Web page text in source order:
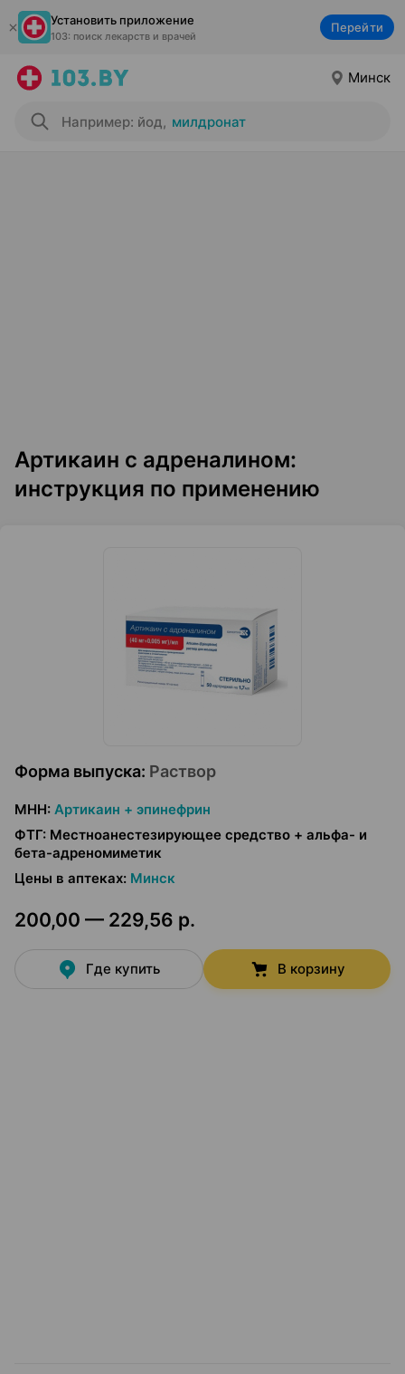
Установить приложение
103: поиск лекарств и врачей
Перейти
Минск
Например: йод, милдронат
Артикаин с адреналином:
инструкция по применению
Форма выпуска: Раствор
МНН: Артикаин + эпинефрин
ФТГ: Местноанестезирующее средство + альфа- и
бета-адреномиметик
Цены в аптеках: Минск
200,00 — 229,56 р.
Где купить В корзину